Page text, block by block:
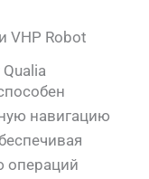
VHP Robot
навигацию
операций